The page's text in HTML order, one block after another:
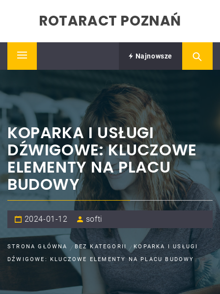
ROTARACT POZNAŃ
Primary
Najnowsze
KOPARKA I USŁUGI
DŹWIGOWE: KLUCZOWE
ELEMENTY NA PLACU
BUDOWY
2024-01-12 softi
STRONA GŁÓWNA BEZ KATEGORII
KOPARKA I USŁUGI
DŹWIGOWE: KLUCZOWE ELEMENTY NA PLACU BUDOWY